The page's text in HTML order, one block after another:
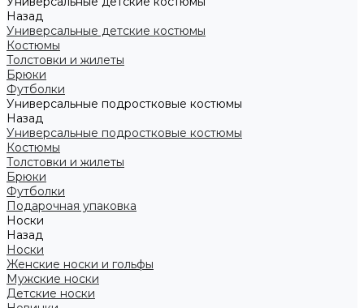
Назад
Универсальные детские костюмы
Костюмы
Толстовки и жилеты
Брюки
Футболки
Универсальные подростковые костюмы
Назад
Универсальные подростковые костюмы
Костюмы
Толстовки и жилеты
Брюки
Футболки
Подарочная упаковка
Носки
Назад
Носки
Женские носки и гольфы
Мужские носки
Детские носки